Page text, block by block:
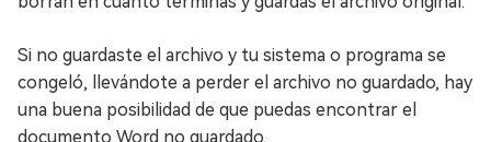
Si no guardaste el archivo y tu sistema o programa se
congeló, llevándote a perder el archivo no guardado, hay
una buena posibilidad de que puedas encontrar el
documento Word no guardado.